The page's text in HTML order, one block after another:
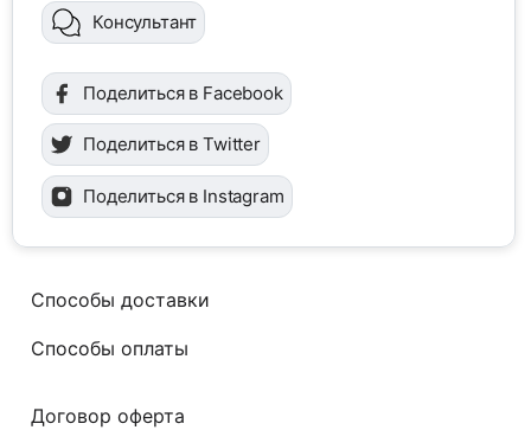
Консультант
Поделиться в Facebook
Поделиться в Twitter
Поделиться в Instagram
Способы доставки
Способы оплаты
Договор оферта